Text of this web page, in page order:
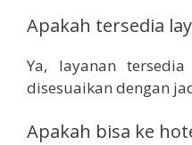
Apakah tersedia
Ya, layanan
disesuaikan dengan
Apakah bisa ke